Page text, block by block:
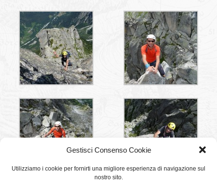
Gestisci Consenso Cookie
Utilizziamo i cookie per fornirti una migliore esperienza di navigazione sul
nostro sito.